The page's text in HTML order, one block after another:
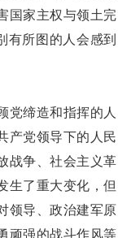
国家主权与领土完
有所图的人会感到
党缔造和指挥的人
产党领导下的人民
战争、社会主义革
生了重大变化，但
领导、政治建军原
顽强的战斗作风等